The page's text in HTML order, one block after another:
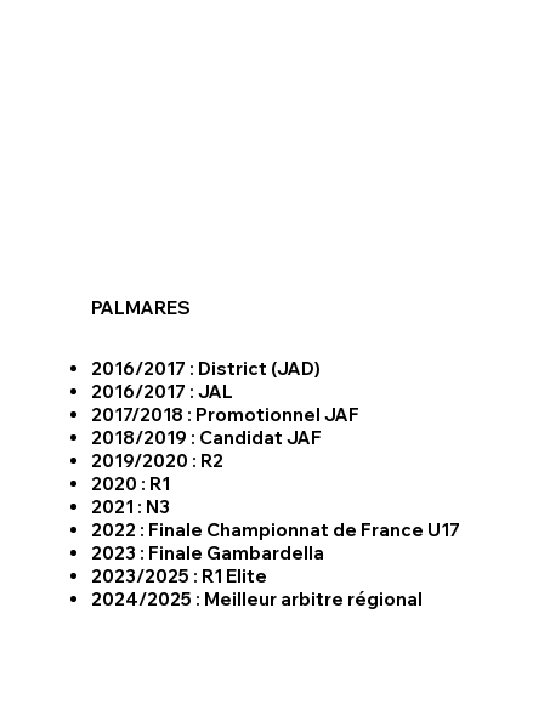
PALMARES
2016/2017 : District (JAD)
2016/2017 : JAL
2017/2018 : Promotionnel JAF
2018/2019 : Candidat JAF
2019/2020 : R2
2020 : R1
2021 : N3
2022 : Finale Championnat de France U17
2023 : Finale Gambardella
2023/2025 : R1 Elite
2024/2025 : Meilleur arbitre régional